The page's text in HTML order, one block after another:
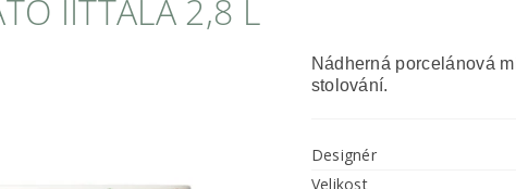
IITTALA 2,8 L
Nádherná porcelánová
stolování.
Designér
Velikost